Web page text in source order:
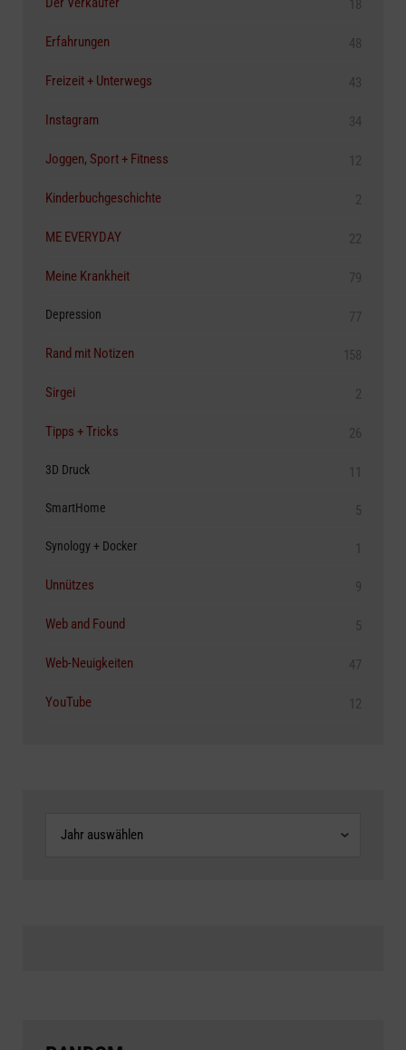
18
Erfahrungen 48
Freizeit + Unterwegs 43
Instagram 34
Joggen, Sport + Fitness 12
Kinderbuchgeschichte 2
ME EVERYDAY 22
Meine Krankheit 79
Depression 77
Rand mit Notizen 158
Sirgei 2
Tipps + Tricks 26
3D Druck 11
SmartHome 5
Synology + Docker 1
Unnützes 9
Web and Found 5
Web-Neuigkeiten 47
YouTube 12